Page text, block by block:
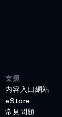
支援
內容入口網站
eStore
常見問題